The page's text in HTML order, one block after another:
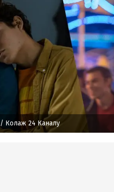
/ Колаж 24 Каналу